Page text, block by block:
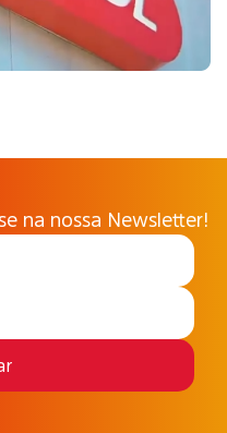
na nossa Newsletter!